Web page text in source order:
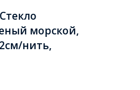
морской,
нить,